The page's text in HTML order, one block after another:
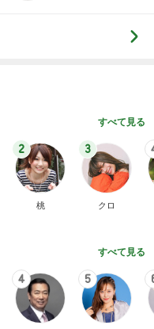
すべて見る
2
桃
3
クロ
すべて見る
4 5